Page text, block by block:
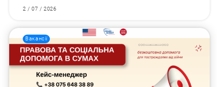
2 / 07 / 2026
Вакансії